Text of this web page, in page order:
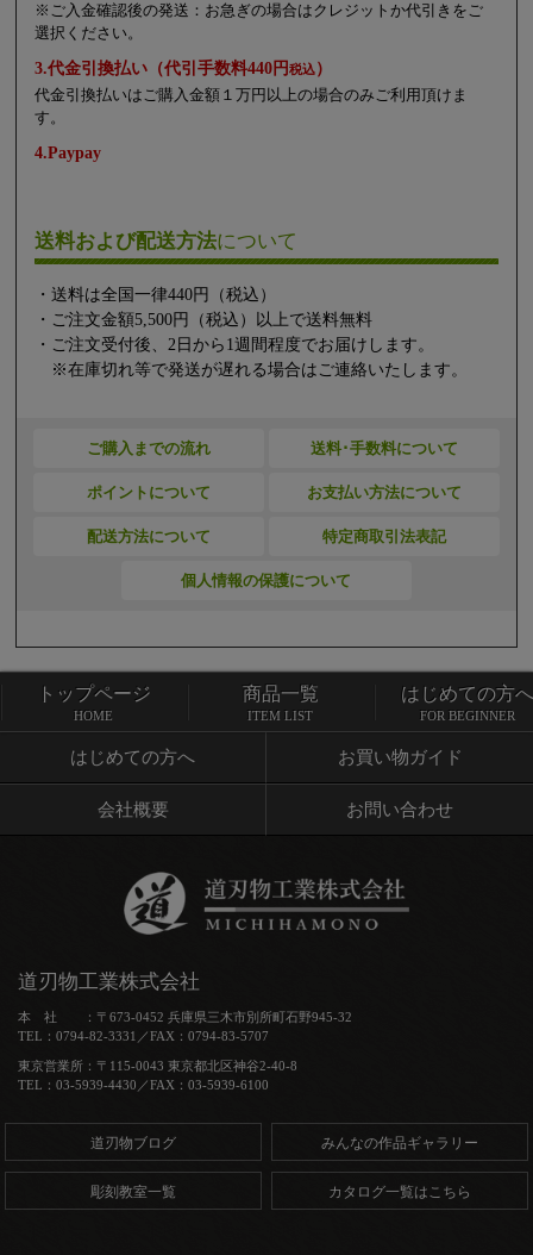
※ご入金確認後の発送：お急ぎの場合はクレジットか代引きをご
選択ください。
3.代金引換払い（代引手数料440円税込）
代金引換払いはご購入金額１万円以上の場合のみご利用頂けま
す。
4.Paypay
送料および配送方法について
・送料は全国一律440円（税込）
・ご注文金額5,500円（税込）以上で送料無料
・ご注文受付後、2日から1週間程度でお届けします。
※在庫切れ等で発送が遅れる場合はご連絡いたします。
ご購入までの流れ 送料･手数料について
ポイントについて お支払い方法について
配送方法について 特定商取引法表記
個人情報の保護について
トップページ 商品一覧
はじめての方へ お買い物ガイド
会社概要 お問い合わせ
トップページ
HOME
商品一覧
ITEM LIST
はじめての方へ
FOR BEGINNER
道刃物工業株式会社
本 社 ：〒673-0452 兵庫県三木市別所町石野945-32
TEL：0794-82-3331／FAX：0794-83-5707
東京営業所：〒115-0043 東京都北区神谷2-40-8
TEL：03-5939-4430／FAX：03-5939-6100
道刃物ブログ みんなの作品ギャラリー
彫刻教室一覧 カタログ一覧はこちら